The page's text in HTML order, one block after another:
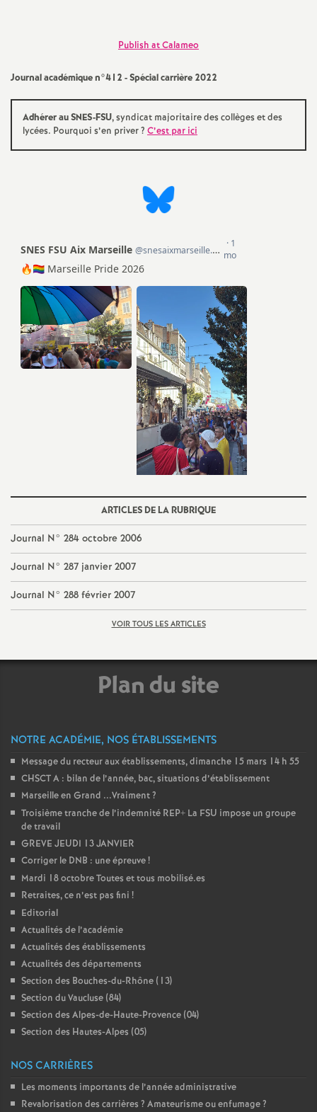
e
s
s
e
i
g
n
e
m
e
n
t
s
d
e
é
Publish at Calameo
Journal académique n°412 - Spécial carrière 2022
Adhérer au SNES-FSU, syndicat majoritaire des collèges et des
lycées. Pourquoi s’en priver? C’est par ici
ARTICLES DE LA RUBRIQUE
Journal N° 284 octobre 2006
Journal N° 287 janvier 2007
Journal N° 288 février 2007
VOIR TOUS LES ARTICLES
Plan du site
NOTRE ACADÉMIE, NOS ÉTABLISSEMENTS
Message du recteur aux établissements, dimanche 15 mars 14 h 55
CHSCT A : bilan de l’année, bac, situations d’établissement
Marseille en Grand ...Vraiment?
Troisième tranche de l’indemnité REP+ La FSU impose un groupe
de travail
GREVE JEUDI 13 JANVIER
Corriger le DNB : une épreuve!
Mardi 18 octobre Toutes et tous mobilisé.es
Retraites, ce n’est pas fini !
Editorial
Actualités de l’académie
Actualités des établissements
Actualités des départements
Section des Bouches-du-Rhône (13)
Section du Vaucluse (84)
Section des Alpes-de-Haute-Provence (04)
Section des Hautes-Alpes (05)
NOS CARRIÈRES
Les moments importants de l’année administrative
Revalorisation des carrières ? Amateurisme ou enfumage?